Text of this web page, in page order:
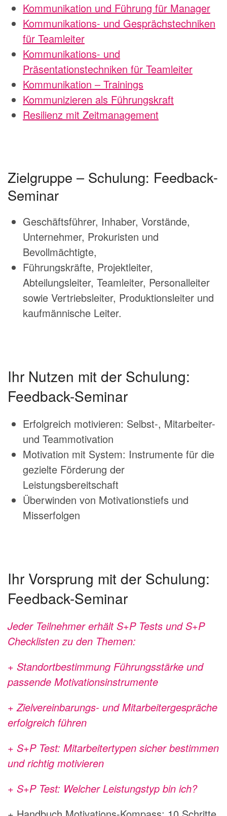
Kommunikation und Führung für Manager
Kommunikations- und Gesprächstechniken
für Teamleiter
Kommunikations- und
Präsentationstechniken für Teamleiter
Kommunikation – Trainings
Kommunizieren als Führungskraft
Resilienz mit Zeitmanagement
Zielgruppe – Schulung: Feedback-
Seminar
Geschäftsführer, Inhaber, Vorstände,
Unternehmer, Prokuristen und
Bevollmächtigte,
Führungskräfte, Projektleiter,
Abteilungsleiter, Teamleiter, Personalleiter
sowie Vertriebsleiter, Produktionsleiter und
kaufmännische Leiter.
Ihr Nutzen mit der Schulung:
Feedback-Seminar
Erfolgreich motivieren: Selbst-, Mitarbeiter-
und Teammotivation
Motivation mit System: Instrumente für die
gezielte Förderung der
Leistungsbereitschaft
Überwinden von Motivationstiefs und
Misserfolgen
Ihr Vorsprung mit der Schulung:
Feedback-Seminar
Jeder Teilnehmer erhält S+P Tests und S+P
Checklisten zu den Themen:
+ Standortbestimmung Führungsstärke und
passende Motivationsinstrumente
+ Zielvereinbarungs- und Mitarbeitergespräche
erfolgreich führen
+ S+P Test: Mitarbeitertypen sicher bestimmen
und richtig motivieren
+ S+P Test: Welcher Leistungstyp bin ich?